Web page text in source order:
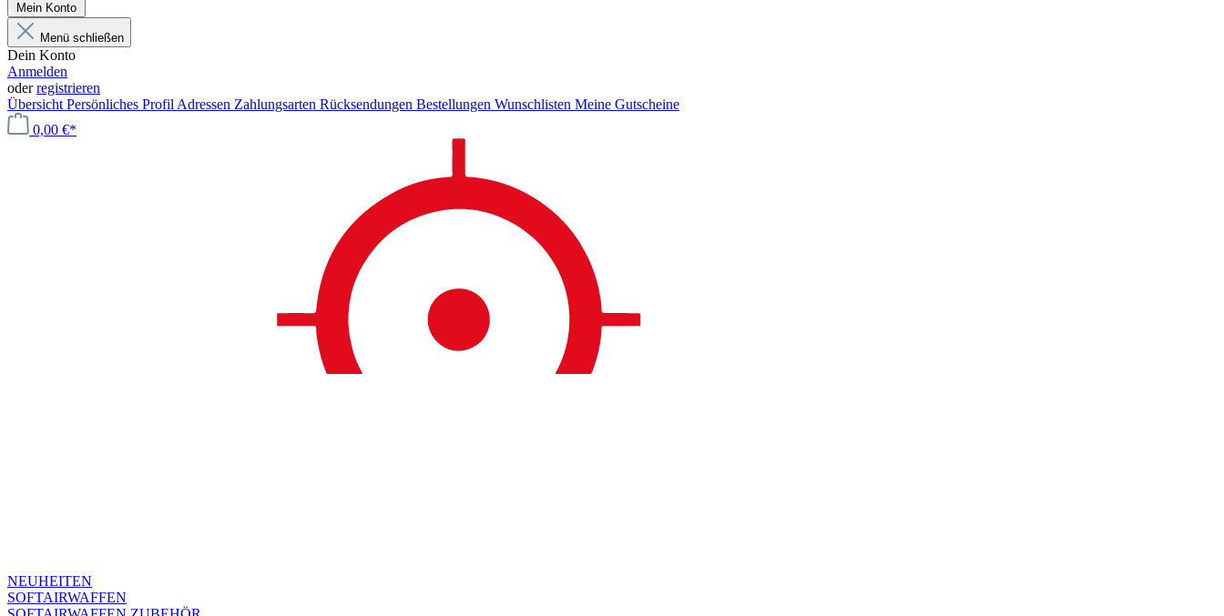
Mein Konto
Menü schließen
Dein Konto
Anmelden
oderregistrieren
Übersicht Persönliches Profil Adressen Zahlungsarten Rücksendungen Bestellungen Wunschlisten Meine Gutscheine
0,00 €*
NEUHEITEN
SOFTAIRWAFFEN